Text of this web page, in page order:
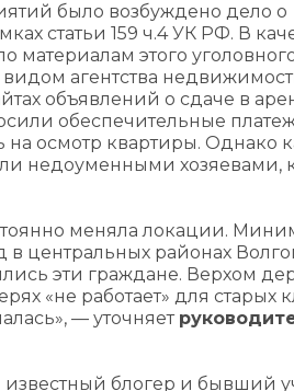
было возбуждено дело о
статьи 159 ч.4 УК РФ. В
материалам этого
агентства
объявлений о сдаче в
обеспечительные
на осмотр квартиры. Однако
недоуменными хозяевами,
меняла локации.
центральных районах
эти граждане. Верхом
«не работает» для старых
— уточняет
блогер и бывший